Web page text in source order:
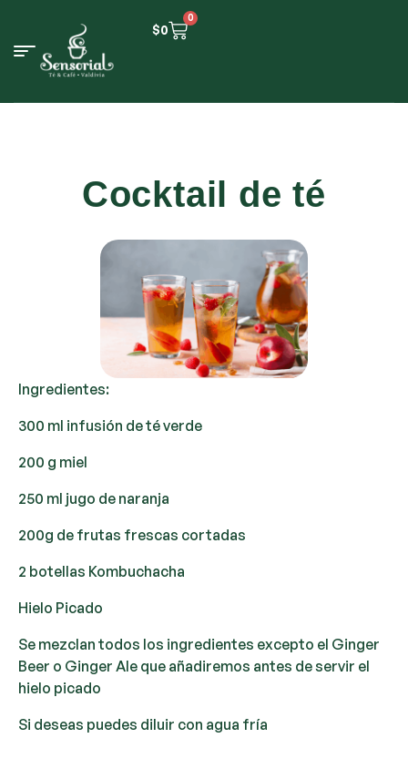
$0
0
Cocktail de té
Ingredientes:
300 ml infusión de té verde
200 g miel
250 ml jugo de naranja
200g de frutas frescas cortadas
2 botellas Kombuchacha
Hielo Picado
Se mezclan todos los ingredientes excepto el Ginger
Beer o Ginger Ale que añadiremos antes de servir el
hielo picado
Si deseas puedes diluir con agua fría